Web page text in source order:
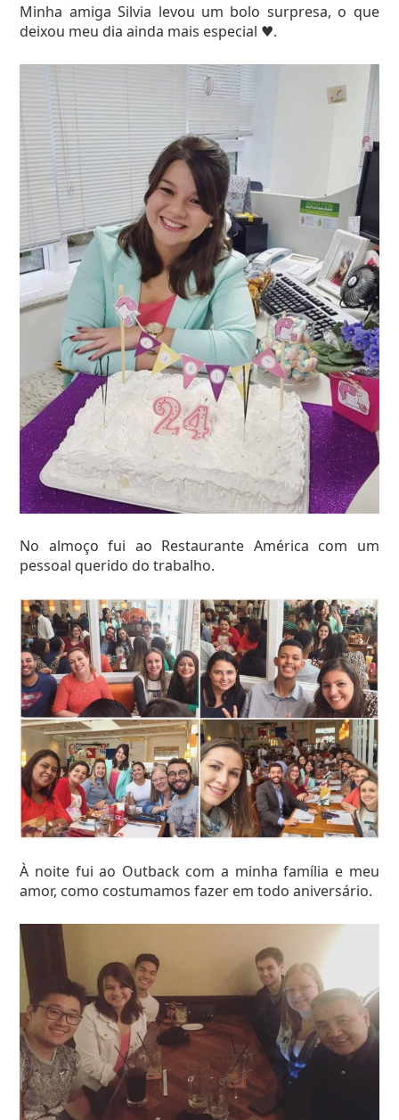
Minha amiga Silvia levou um bolo surpresa, o que
deixou meu dia ainda mais especial ♥.
No almoço fui ao Restaurante América com um
pessoal querido do trabalho.
À noite fui ao Outback com a minha família e meu
amor, como costumamos fazer em todo aniversário.